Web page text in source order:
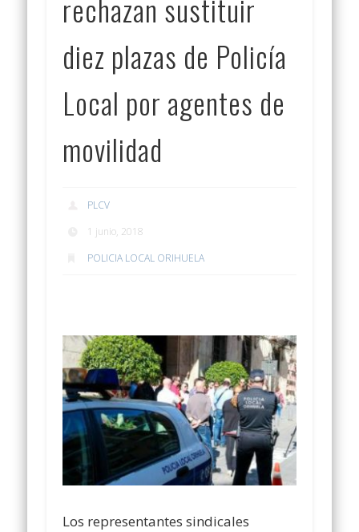
rechazan sustituir
diez plazas de Policía
Local por agentes de
movilidad
PLCV
1 junio, 2018
POLICIA LOCAL ORIHUELA
Los representantes sindicales